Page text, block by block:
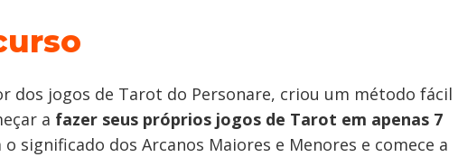
dos jogos de Tarot do Personare, criou um método fácil
a fazer seus próprios jogos de Tarot em apenas 7
o significado dos Arcanos Maiores e Menores e comece a